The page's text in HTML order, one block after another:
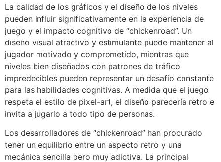
La calidad de los gráficos y el diseño de los niveles
pueden influir significativamente en la experiencia de
juego y el impacto cognitivo de “chickenroad”. Un
diseño visual atractivo y estimulante puede mantener al
jugador motivado y comprometido, mientras que
niveles bien diseñados con patrones de tráfico
impredecibles pueden representar un desafío constante
para las habilidades cognitivas. A medida que el juego
respeta el estilo de pixel-art, el diseño parecería retro e
invita a jugarlo a todo tipo de personas.
Los desarrolladores de “chickenroad” han procurado
tener un equilibrio entre un aspecto retro y una
mecánica sencilla pero muy adictiva. La principal